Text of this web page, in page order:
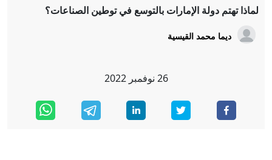
لماذا تهتم دولة الإمارات بالتوسع في توطين الصناعات؟
ديما محمد القيسية
26 نوفمبر 2022